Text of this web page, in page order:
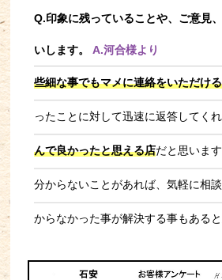
Q.印象に残っていることや、ご意見
いします。A.河合様より
些細な事でもマメに連絡をいただけ
ったことに対して迅速に返答してく
んで良かったと思える店だと思いま
分からないことがあれば、気軽に相
からなかった事が解決する事もあると